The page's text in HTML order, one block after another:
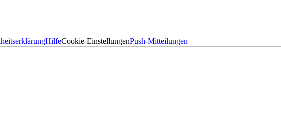
HilfeCookie-EinstellungenPush-Mitteilungen